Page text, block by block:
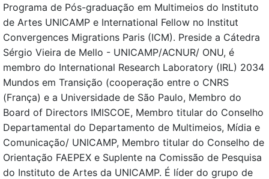
Programa de Pós-graduação em Multimeios do Instituto
de Artes UNICAMP e International Fellow no Institut
Convergences Migrations Paris (ICM). Preside a Cátedra
Sérgio Vieira de Mello - UNICAMP/ACNUR/ ONU, é
membro do International Research Laboratory (IRL) 2034
Mundos em Transição (cooperação entre o CNRS
(França) e a Universidade de São Paulo, Membro do
Board of Directors IMISCOE, Membro titular do Conselho
Departamental do Departamento de Multimeios, Mídia e
Comunicação/ UNICAMP, Membro titular do Conselho de
Orientação FAEPEX e Suplente na Comissão de Pesquisa
do Instituto de Artes da UNICAMP. É líder do grupo de